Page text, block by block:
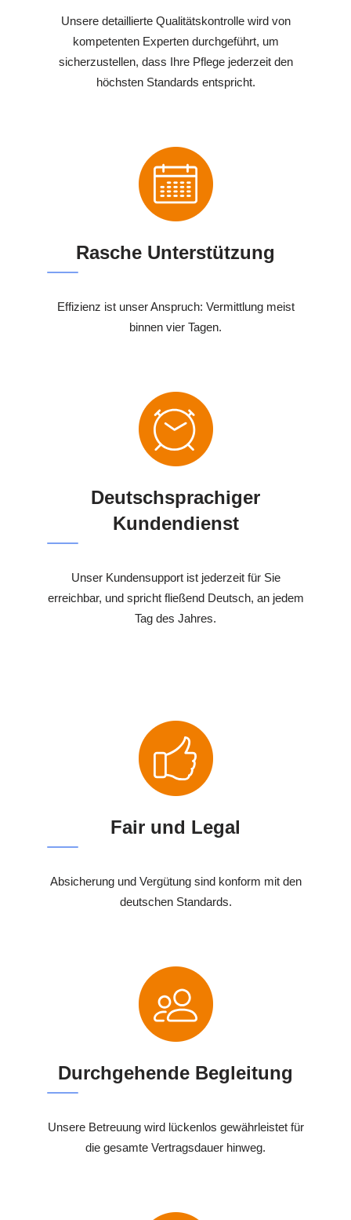
Unsere detaillierte Qualitätskontrolle wird von
kompetenten Experten durchgeführt, um
sicherzustellen, dass Ihre Pflege jederzeit den
höchsten Standards entspricht.
Rasche Unterstützung
Effizienz ist unser Anspruch: Vermittlung meist
binnen vier Tagen.
Deutschsprachiger
Kundendienst
Unser Kundensupport ist jederzeit für Sie
erreichbar, und spricht fließend Deutsch, an jedem
Tag des Jahres.
Fair und Legal
Absicherung und Vergütung sind konform mit den
deutschen Standards.
Durchgehende Begleitung
Unsere Betreuung wird lückenlos gewährleistet für
die gesamte Vertragsdauer hinweg.